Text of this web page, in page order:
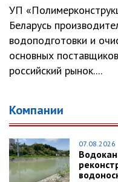
УП
Беларусь
водоподготовки и
основных
российский рынок....
Компании
07.08.2026